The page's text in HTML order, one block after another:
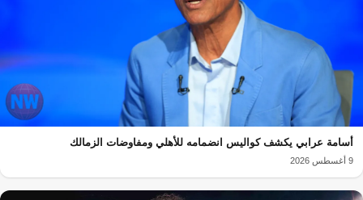
أسامة عرابي يكشف كواليس انضمامه للأهلي ومفاوضات الزمالك
9 أغسطس 2026